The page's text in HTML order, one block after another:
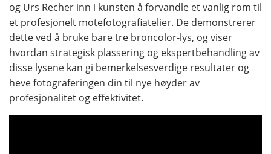
og Urs Recher inn i kunsten å forvandle et vanlig rom til
et profesjonelt motefotografiatelier. De demonstrerer
dette ved å bruke bare tre broncolor-lys, og viser
hvordan strategisk plassering og ekspertbehandling av
disse lysene kan gi bemerkelsesverdige resultater og
heve fotograferingen din til nye høyder av
profesjonalitet og effektivitet.